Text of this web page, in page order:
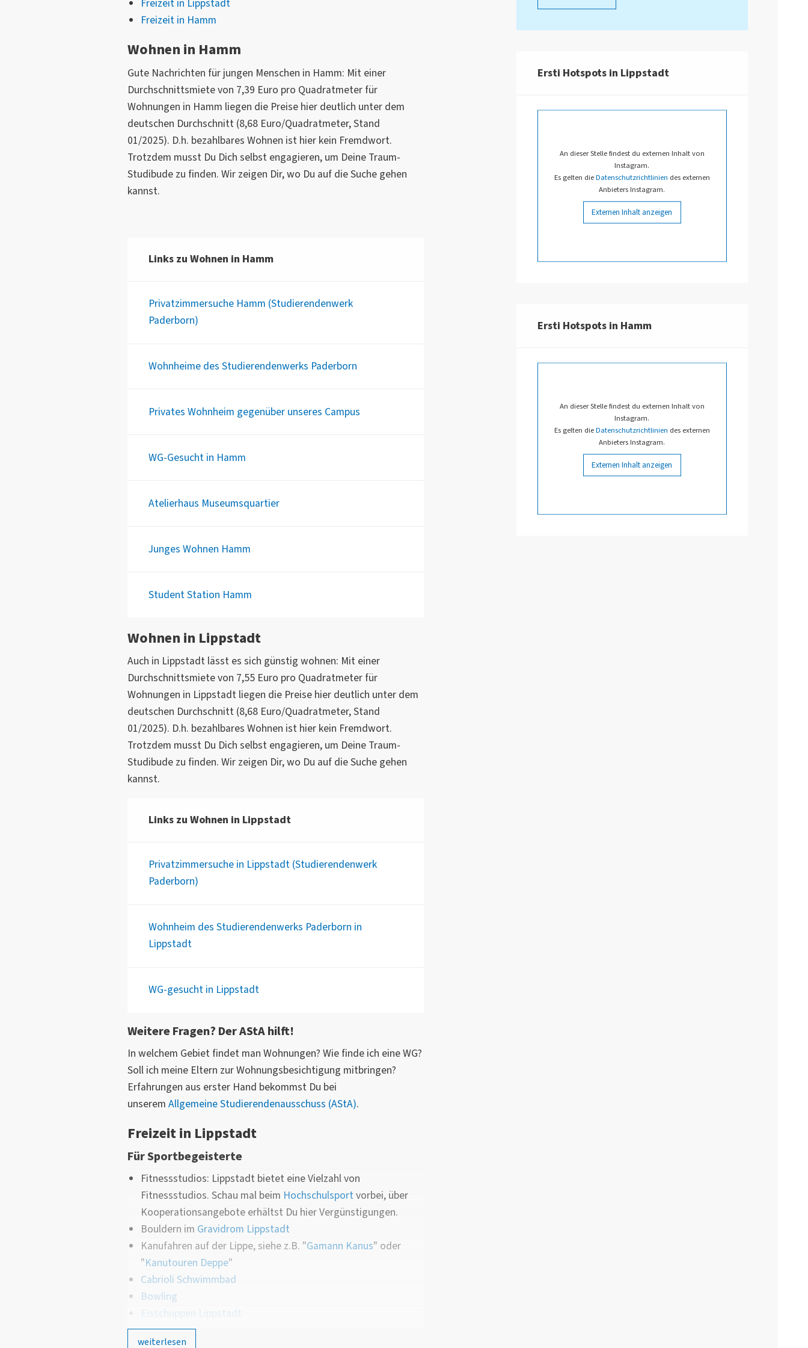
Freizeit in Lippstadt
Freizeit in Hamm
Wohnen in Hamm
Gute Nachrichten für jungen Menschen in Hamm: Mit einer
Durchschnittsmiete von 7,39 Euro pro Quadratmeter für
Wohnungen in Hamm liegen die Preise hier deutlich unter dem
deutschen Durchschnitt (8,68 Euro/Quadratmeter, Stand
01/2025). D.h. bezahlbares Wohnen ist hier kein Fremdwort.
Trotzdem musst Du Dich selbst engagieren, um Deine Traum-
Studibude zu finden. Wir zeigen Dir, wo Du auf die Suche gehen
kannst.
Links zu Wohnen in Hamm
Privatzimmersuche Hamm (Studierendenwerk
Paderborn)
Wohnheime des Studierendenwerks Paderborn
Privates Wohnheim gegenüber unseres Campus
WG-Gesucht in Hamm
Atelierhaus Museumsquartier
Junges Wohnen Hamm
Student Station Hamm
Wohnen in Lippstadt
Auch in Lippstadt lässt es sich günstig wohnen: Mit einer
Durchschnittsmiete von 7,55 Euro pro Quadratmeter für
Wohnungen in Lippstadt liegen die Preise hier deutlich unter dem
deutschen Durchschnitt (8,68 Euro/Quadratmeter, Stand
01/2025). D.h. bezahlbares Wohnen ist hier kein Fremdwort.
Trotzdem musst Du Dich selbst engagieren, um Deine Traum-
Studibude zu finden. Wir zeigen Dir, wo Du auf die Suche gehen
kannst.
Links zu Wohnen in Lippstadt
Privatzimmersuche in Lippstadt (Studierendenwerk
Paderborn)
Wohnheim des Studierendenwerks Paderborn in
Lippstadt
WG-gesucht in Lippstadt
Weitere Fragen? Der AStA hilft!
In welchem Gebiet findet man Wohnungen? Wie finde ich eine WG?
Soll ich meine Eltern zur Wohnungsbesichtigung mitbringen?
Erfahrungen aus erster Hand bekommst Du bei
unserem Allgemeine Studierendenausschuss (AStA).
Freizeit in Lippstadt
Für Sportbegeisterte
Fitnessstudios: Lippstadt bietet eine Vielzahl von
Fitnessstudios. Schau mal beim Hochschulsportvorbei, über
Kooperationsangebote erhältst Du hier Vergünstigungen.
Bouldern im Gravidrom Lippstadt
Kanufahren auf der Lippe, siehe z.B. "Gamann Kanus" oder
"Kanutouren Deppe"
Cabrioli Schwimmbad
Bowling
Eisschuppen Lippstadt
Kultur & Erleben
weiterlesen
Ersti Hotspots in Lippstadt
An dieser Stelle findest du externen Inhalt von
Instagram.
Es gelten dieDatenschutzrichtlinien des externen
Anbieters Instagram.
Externen Inhalt anzeigen
Ersti Hotspots in Hamm
An dieser Stelle findest du externen Inhalt von
Instagram.
Es gelten dieDatenschutzrichtlinien des externen
Anbieters Instagram.
Externen Inhalt anzeigen